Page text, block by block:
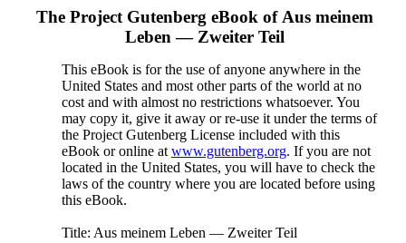
The Project Gutenberg eBook of Aus meinem
Leben — Zweiter Teil
This eBook is for the use of anyone anywhere in the
United States and most other parts of the world at no
cost and with almost no restrictions whatsoever. You
may copy it, give it away or re-use it under the terms of
the Project Gutenberg License included with this
eBook or online at www.gutenberg.org. If you are not
located in the United States, you will have to check the
laws of the country where you are located before using
this eBook.
Title: Aus meinem Leben — Zweiter Teil